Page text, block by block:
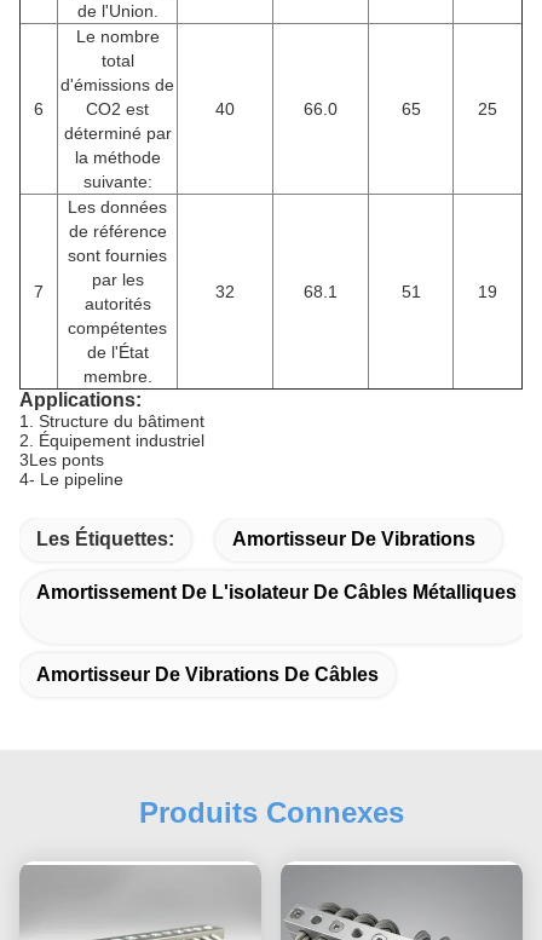
de l'Union.
6
Le nombre
total
d'émissions de
CO2 est
déterminé par
la méthode
suivante:
40 66.0 65 25
7
Les données
de référence
sont fournies
par les
autorités
compétentes
de l'État
membre.
32 68.1 51 19
Applications:
1. Structure du bâtiment
2. Équipement industriel
3Les ponts
4- Le pipeline
Les Étiquettes: Amortisseur De Vibrations
Amortissement De L'isolateur De Câbles Métalliques
Amortisseur De Vibrations De Câbles
Produits Connexes